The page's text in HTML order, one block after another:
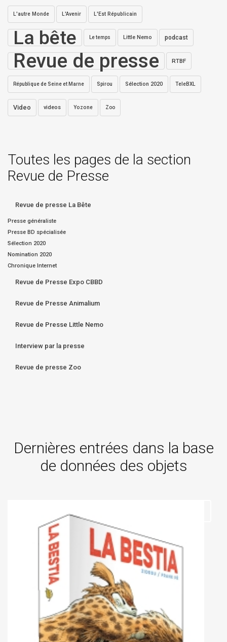
L'autre Monde L'Avenir L'Est Républicain
La bête Le temps Little Nemo podcast
Revue de presse RTBF
République de Seine et Marne Spirou Sélection 2020 TeleBXL
Video videos Yozone Zoo
Toutes les pages de la section
Revue de Presse
Revue de presse La Bête
Presse généraliste
Presse BD spécialisée
Sélection 2020
Nomination 2020
Chronique Internet
Revue de Presse Expo CBBD
Revue de Presse Animalium
Revue de Presse Little Nemo
Interview par la presse
Revue de presse Zoo
Dernières entrées dans la base
de données des objets